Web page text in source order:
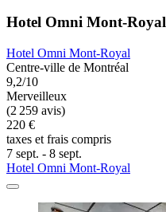
Hotel Omni Mont-Royal
Hotel Omni Mont-Royal
Centre-ville de Montréal
9,2/10
Merveilleux
(2 259 avis)
220 €
taxes et frais compris
7 sept. - 8 sept.
Hotel Omni Mont-Royal